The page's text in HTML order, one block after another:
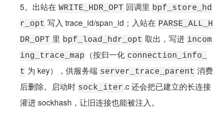
5。出站在 WRITE_HDR_OPT 回调里 bpf_store_hd
r_opt 写入 trace_id/span_id；入站在 PARSE_ALL_H
DR_OPT 里 bpf_load_hdr_opt 取出，写进 incom
ing_trace_map
（按归一化 connection_info_
t 为 key），供服务端 server_trace_parent 消费
后删除。启动时 sock_iter.c 还会把已建立的长连接
灌进 sockhash，让旧连接也能被注入。